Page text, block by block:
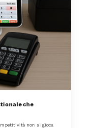
che
non si gioca